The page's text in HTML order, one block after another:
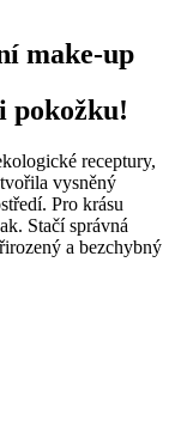
make-up
pokožku!
receptury,
vysněný
Pro krásu
Stačí správná
a bezchybný